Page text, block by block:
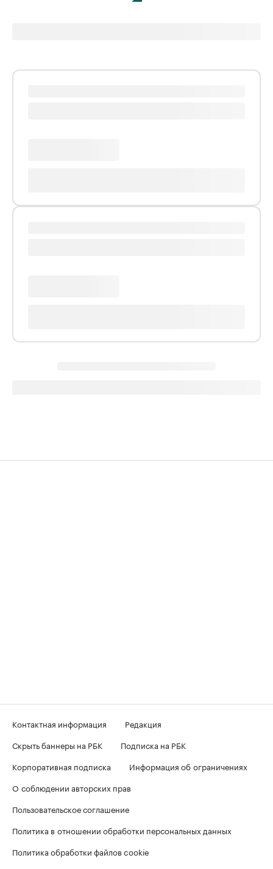
Контактная информация
Редакция
Скрыть баннеры на РБК
Подписка на РБК
Корпоративная подписка
Информация об ограничениях
О соблюдении авторских прав
Пользовательское соглашение
Политика в отношении обработки персональных данных
Политика обработки файлов cookie